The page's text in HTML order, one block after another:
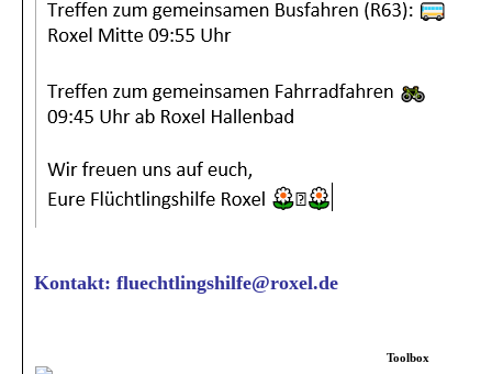
Kontakt: fluechtlingshilfe@roxel.de
Toolbox